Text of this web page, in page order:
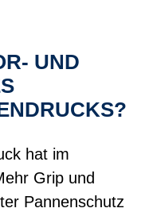
UND
hat im
Grip und
Pannenschutz